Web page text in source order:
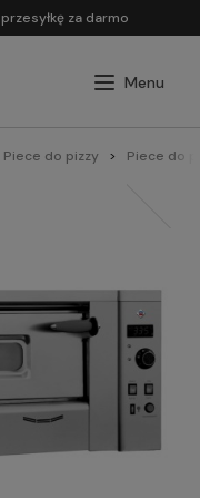
za darmo
Piece do pizzy Piece do